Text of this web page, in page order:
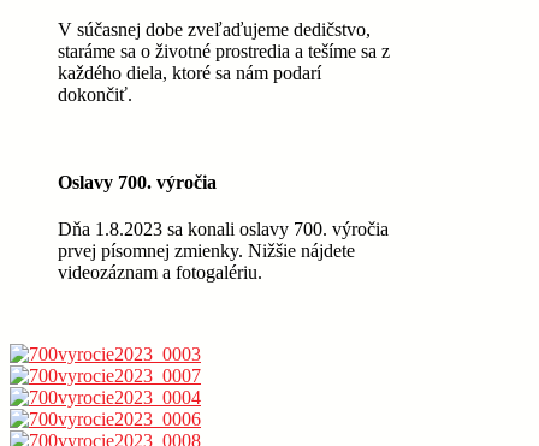
V súčasnej dobe zveľaďujeme dedičstvo,
staráme sa o životné prostredia a tešíme sa z
každého diela, ktoré sa nám podarí
dokončiť.
Oslavy 700. výročia
Dňa 1.8.2023 sa konali oslavy 700. výročia
prvej písomnej zmienky. Nižšie nájdete
videozáznam a fotogalériu.